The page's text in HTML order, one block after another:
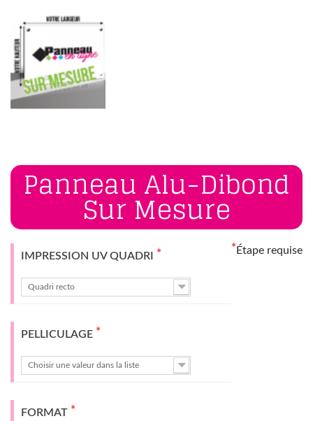
Panneau Alu-Dibond
Sur Mesure
*Étape requise
IMPRESSION UV QUADRI *
Quadri recto
PELLICULAGE *
Choisir une valeur dans la liste
FORMAT *